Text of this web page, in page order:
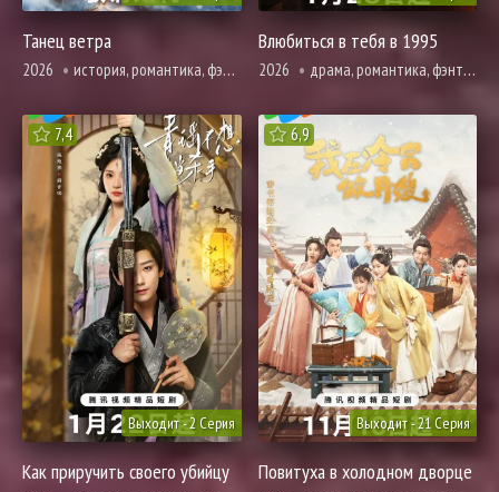
Танец ветра
2026 история, романтика, фэнтези
Влюбиться в тебя в 1995
2026 драма, романтика, фэнтези
7,4
Выходит - 2 Серия
Как приручить своего убийцу
6,9
Выходит - 21 Серия
Повитуха в холодном дворце